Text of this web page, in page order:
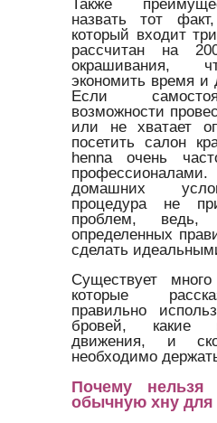
назвать тот
который входит
рассчитан на
окрашивания,
экономить время и
Если
возможности
или не хватает
посетить салон
henna очень
домашних
процедура не
проблем, ведь,
определенных
сделать
Существует
которые
правильно
бровей, какие
движения, и
необходимо
Почему нельзя
обычную хну для